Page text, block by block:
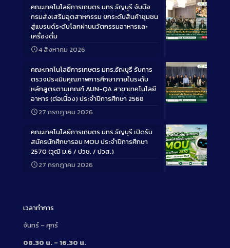
Long
คณะเทคโนโลยีการเกษตร มทร.ธัญบุรี จับมือ
กรมส่งเสริมอุตสาหกรรม ยกระดับสินค้าชุมชน
สู่แบรนด์ระดับโลกผ่านนวัตกรรมอาหารและ
เครื่องดื่ม
4 สิงหาคม 2026
Long
คณะเทคโนโลยีการเกษตร มทร.ธัญบุรี รับการ
ตรวจประเมินคุณภาพการศึกษาภายในระดับ
หลักสูตรตามเกณฑ์ AUN-QA สาขาเทคโนโลยี
อาหาร (ต่อเนื่อง) ประจำปีการศึกษา 2568
27 กรกฎาคม 2026
Long
คณะเทคโนโลยีการเกษตร มทร.ธัญบุรี เปิดรับ
สมัครนักศึกษารอบ MOU ประจำปีการศึกษา
2570 (วุฒิ ม.6 / ปวช. / ปวส.)
27 กรกฎาคม 2026
เวลาทำการ
จันทร์ – ศุกร์
08.30 น. – 16.30 น.